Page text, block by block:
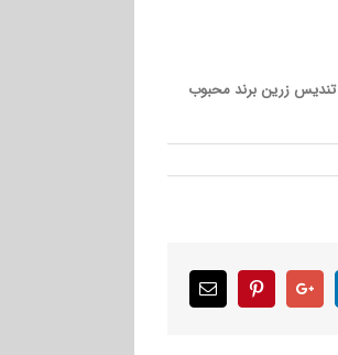
آرای مردمی، موفق به دریافت تندیس زرین برند محبوب
Google+
Pinterest
Email